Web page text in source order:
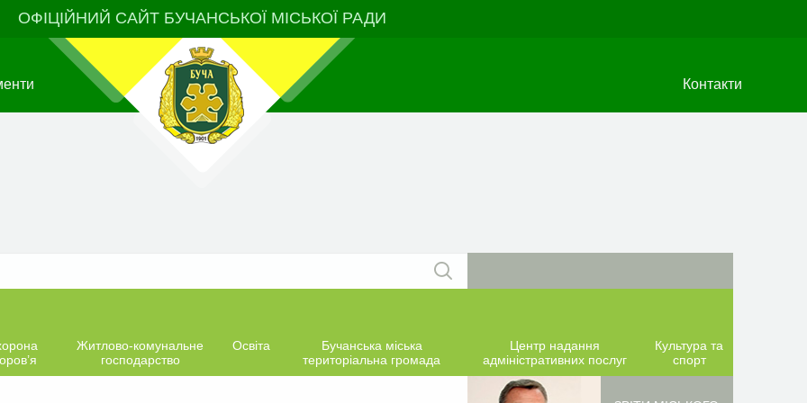
ОФІЦІЙНИЙ САЙТ БУЧАНСЬКОЇ МІСЬКОЇ РАДИ
Контакти
Житлово-комунальне
господарство
Освіта
Бучанська міська
територіальна громада
Центр надання
адміністративних послуг
Культура та
спорт